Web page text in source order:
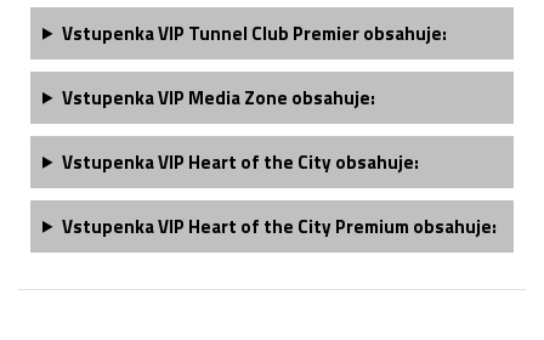
VstupenkaVIP Tunnel Club Premier obsahuje:
VstupenkaVIP Media Zone obsahuje:
VstupenkaVIP Heart of the Cityobsahuje:
VstupenkaVIP Heart of the City Premium obsahuje: